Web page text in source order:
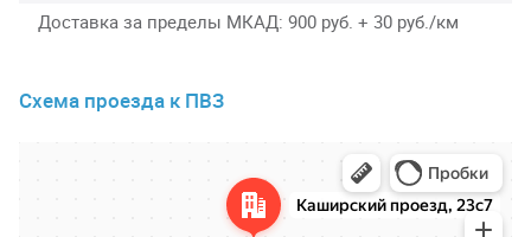
Доставка за пределы МКАД 900 руб. + 30 руб./км
Схема проезда к ПВЗ